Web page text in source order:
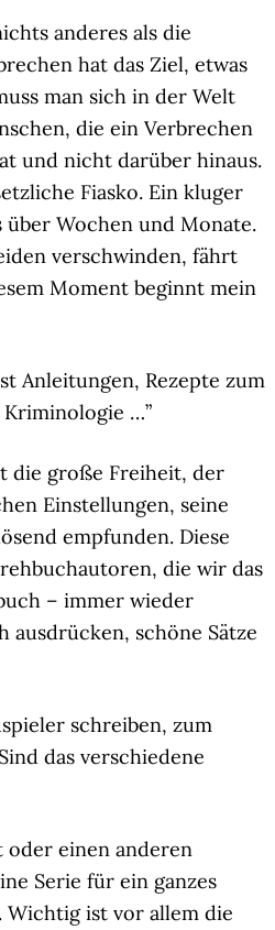
anderes als die
hat das Ziel, etwas
man sich in der Welt
die ein Verbrechen
und nicht darüber hinaus.
Fiasko. Ein kluger
Wochen und Monate.
verschwinden, fährt
Moment beginnt mein
Anleitungen, Rezepte zum
Kriminologie …”
die große Freiheit, der
Einstellungen, seine
empfunden. Diese
die wir das
– immer wieder
schöne Sätze
schreiben, zum
das verschiedene
oder einen anderen
Serie für ein ganzes
Wichtig ist vor allem die